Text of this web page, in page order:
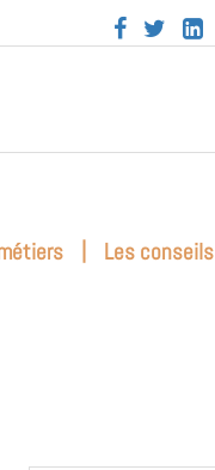
  
| Les conseils